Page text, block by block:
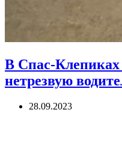
В Спас-Клепиках
нетрезвую
28.09.2023